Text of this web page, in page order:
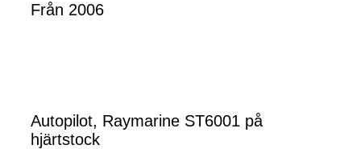
Från 2006
Autopilot, Raymarine ST6001 på
hjärtstock